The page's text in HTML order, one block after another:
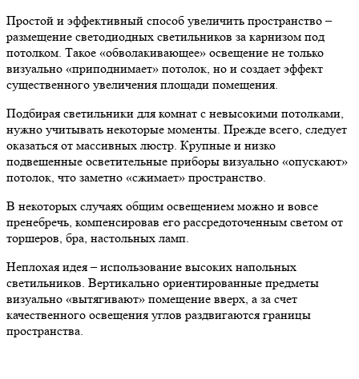
Простой и эффективный способ увеличить пространство –
размещение светодиодных светильников за карнизом под
потолком. Такое «обволакивающее» освещение не только
визуально «приподнимает» потолок, но и создает эффект
существенного увеличения площади помещения.
Подбирая светильники для комнат с невысокими потолками,
нужно учитывать некоторые моменты. Прежде всего, следует
оказаться от массивных люстр. Крупные и низко
подвешенные осветительные приборы визуально «опускают»
потолок, что заметно «сжимает» пространство.
В некоторых случаях общим освещением можно и вовсе
пренебречь, компенсировав его рассредоточенным светом от
торшеров, бра, настольных ламп.
Неплохая идея – использование высоких напольных
светильников. Вертикально ориентированные предметы
визуально «вытягивают» помещение вверх, а за счет
качественного освещения углов раздвигаются границы
пространства.